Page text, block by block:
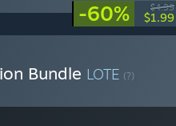
-60% $4.99
$1.99
Bundle LOTE (?)